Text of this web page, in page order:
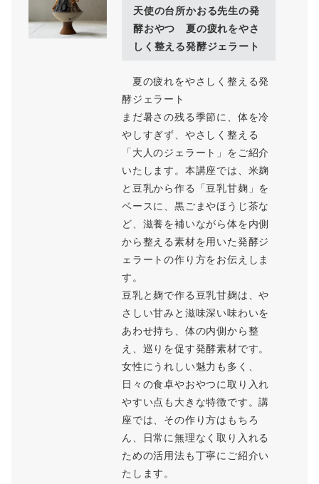
天使の台所かおる先生の発
酵おやつ 夏の疲れをやさ
しく整える発酵ジェラート
夏の疲れをやさしく整える発
酵ジェラート
まだ暑さの残る季節に、体を冷
やしすぎず、やさしく整える
「大人のジェラート」をご紹介
いたします。本講座では、米麹
と豆乳から作る「豆乳甘麹」を
ベースに、黒ごまやほうじ茶な
ど、滋養を補いながら体を内側
から整える素材を用いた発酵ジ
ェラートの作り方をお伝えしま
す。
豆乳と麹で作る豆乳甘麹は、や
さしい甘みと滋味深い味わいを
あわせ持ち、体の内側から整
え、巡りを促す発酵素材です。
女性にうれしい魅力も多く、
日々の食卓やおやつに取り入れ
やすい点も大きな特徴です。講
座では、その作り方はもちろ
ん、日常に無理なく取り入れる
ための活用法も丁寧にご紹介い
たします。